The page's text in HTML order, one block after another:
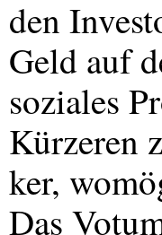
den
Geld auf
soziales
Kürzeren
ker,
Das